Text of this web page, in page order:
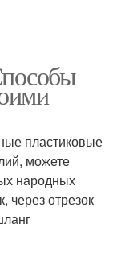
пластиковые
можете
народных
через отрезок